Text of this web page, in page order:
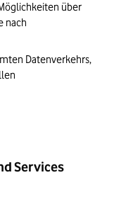
über
nach
Datenverkehrs,
Services